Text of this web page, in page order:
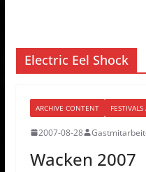
Electric Eel Shock
ARCHIVE CONTENT
2007-08-28
Wacken 2007